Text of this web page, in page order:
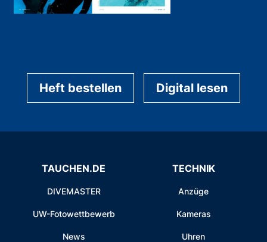
Heft bestellen Digital lesen
TAUCHEN.DE
DIVEMASTER
UW-Fotowettbewerb
News
TECHNIK
Anzüge
Kameras
Uhren